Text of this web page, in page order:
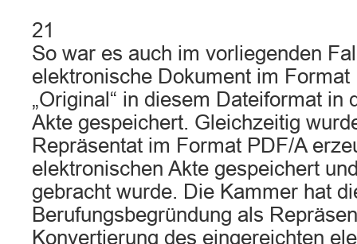
21
So war es auch im vorliegenden
elektronische Dokument im
„Original“ in diesem Dateiformat in
Akte gespeichert. Gleichzeitig
Repräsentat im Format PDF/A
elektronischen Akte gespeichert
gebracht wurde. Die Kammer hat
Berufungsbegründung als
Konvertierung des eingereichten